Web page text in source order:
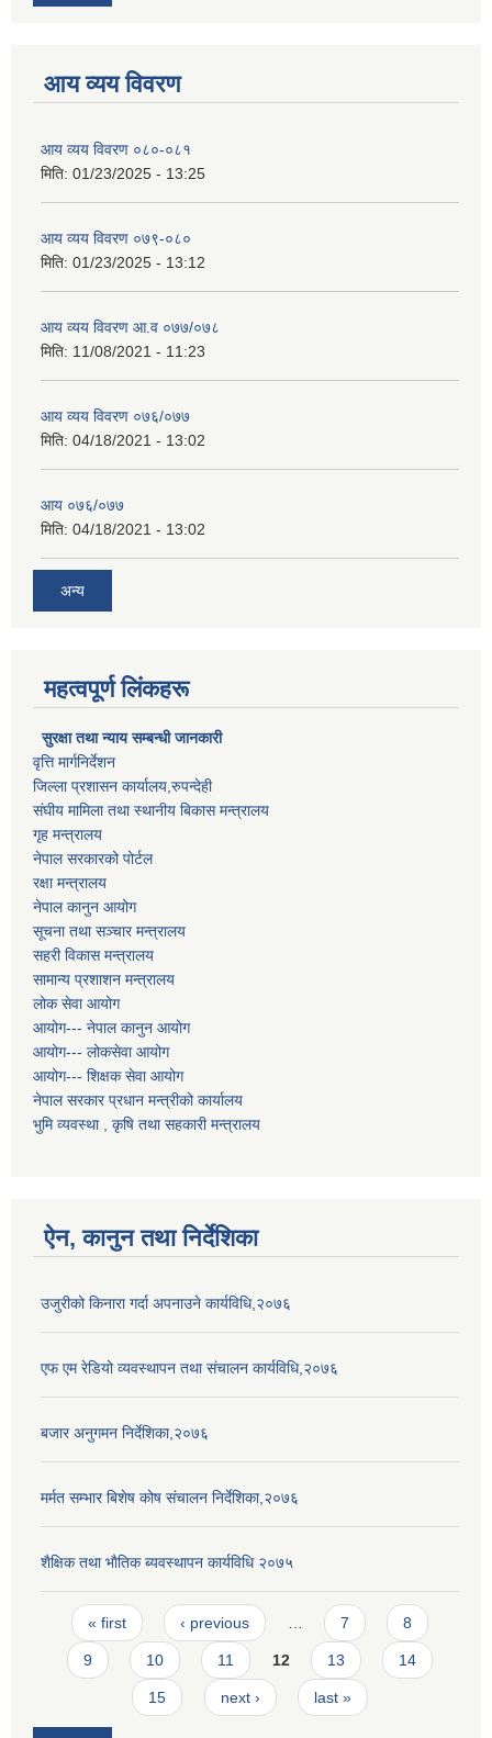
आय व्यय विवरण
आय व्यय विवरण ०८०-०८१
मिति: 01/23/2025 - 13:25
आय व्यय विवरण ०७९-०८०
मिति: 01/23/2025 - 13:12
आय व्यय विवरण आ.व ०७७/०७८
मिति: 11/08/2021 - 11:23
आय व्यय विवरण ०७६/०७७
मिति: 04/18/2021 - 13:02
आय ०७६/०७७
मिति: 04/18/2021 - 13:02
अन्य
महत्वपूर्ण लिंकहरू
सुरक्षा तथा न्याय सम्बन्धी जानकारी
वृत्ति मार्गनिर्देशन
जिल्ला प्रशासन कार्यालय,रुपन्देही
संघीय मामिला तथा स्थानीय बिकास मन्त्रालय
गृह मन्त्रालय
नेपाल सरकारको पोर्टल
रक्षा मन्त्रालय
नेपाल कानुन आयोग
सूचना तथा सञ्चार मन्त्रालय
सहरी विकास मन्त्रालय
सामान्य प्रशाशन मन्त्रालय
लोक सेवा आयोग
आयोग--- नेपाल कानुन आयोग
आयोग--- लोकसेवा आयोग
आयोग--- शिक्षक सेवा आयोग
नेपाल सरकार प्रधान मन्त्रीको कार्यालय
भुमि व्यवस्था , कृषि तथा सहकारी मन्त्रालय
ऐन, कानुन तथा निर्देशिका
उजुरीको किनारा गर्दा अपनाउने कार्यविधि,२०७६
एफ एम रेडियो व्यवस्थापन तथा संचालन कार्यविधि,२०७६
बजार अनुगमन निर्देशिका,२०७६
मर्मत सम्भार बिशेष कोष संचालन निर्देशिका,२०७६
शैक्षिक तथा भाैतिक ब्यवस्थापन कार्यविधि २०७५
Pages
« first ‹ previous 7 8
9 10 11 12 13 14
15 next › last »